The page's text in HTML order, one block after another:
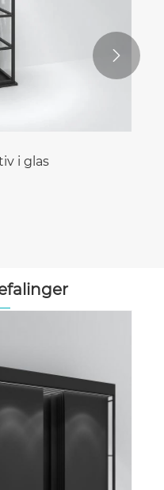
i glas
